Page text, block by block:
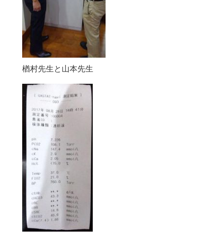
楢村先生と山本先生